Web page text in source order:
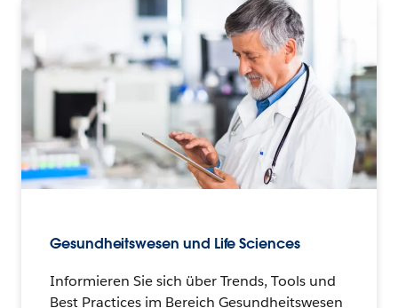
Gesundheitswesen und Life Sciences
Informieren Sie sich über Trends, Tools und
Best Practices im Bereich Gesundheitswesen